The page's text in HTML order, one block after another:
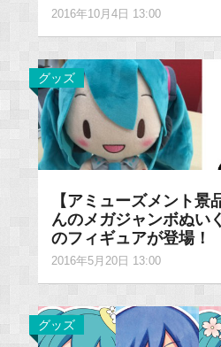
2016年10月4日 13:00
グッズ
【アミューズメント景
んのメガジャンボぬい
のフィギュアが登場！
2016年5月20日 13:00
グッズ